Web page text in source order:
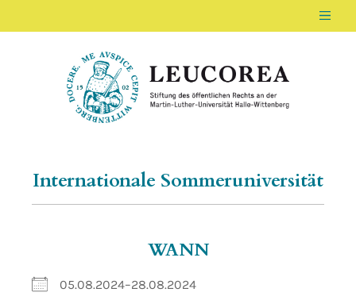
LEUCOREA DE
Stiftung des öffentlichen Rechts an der
Internationale Sommeruniversität
WANN
05.08.2024–28.08.2024